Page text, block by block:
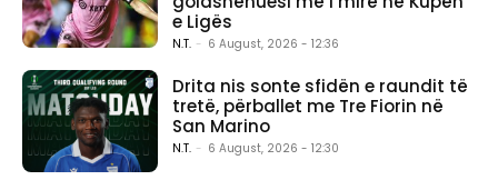
e Ligës
N.T. - 6 August, 2026 - 12:36
Drita nis sonte sfidën e raundit të
tretë, përballet me Tre Fiorin në
San Marino
N.T. - 6 August, 2026 - 12:30